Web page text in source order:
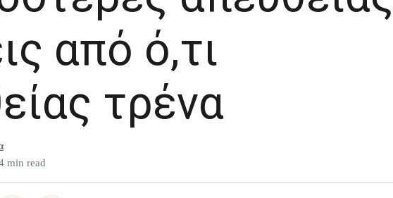
από ό,τι
τρένα
min read